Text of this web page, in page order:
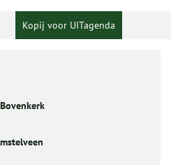
Kopij voor UITagenda